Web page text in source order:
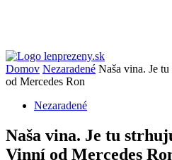
Domov Nezaradené Naša vina. Je
od Mercedes Ron
Nezaradené
Naša vina. Je tu
Vinní od Mercedes